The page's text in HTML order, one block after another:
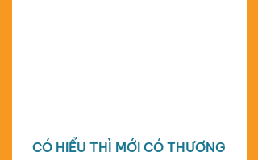
CÓ HIỂU THÌ MỚI CÓ THƯƠNG